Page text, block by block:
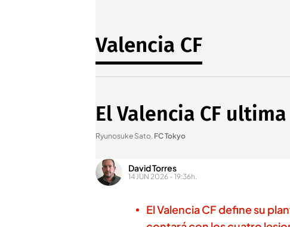
Valencia CF
El Valencia CF
Ryunosuke Sato. FC Tokyo
David Torres
14 JUN 2026 - 19:36h.
El Valencia CF define su